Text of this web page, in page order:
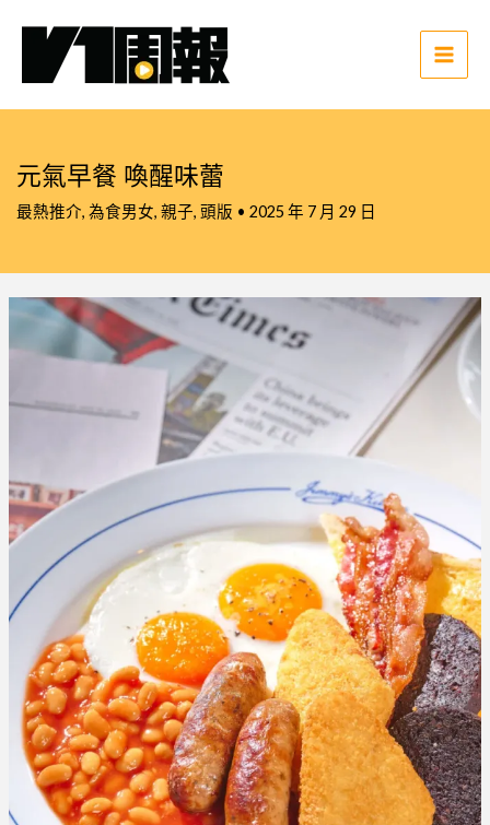
Main
元氣早餐 喚醒味蕾
最熱推介, 為食男女, 親子, 頭版 • 2025 年 7 月 29 日